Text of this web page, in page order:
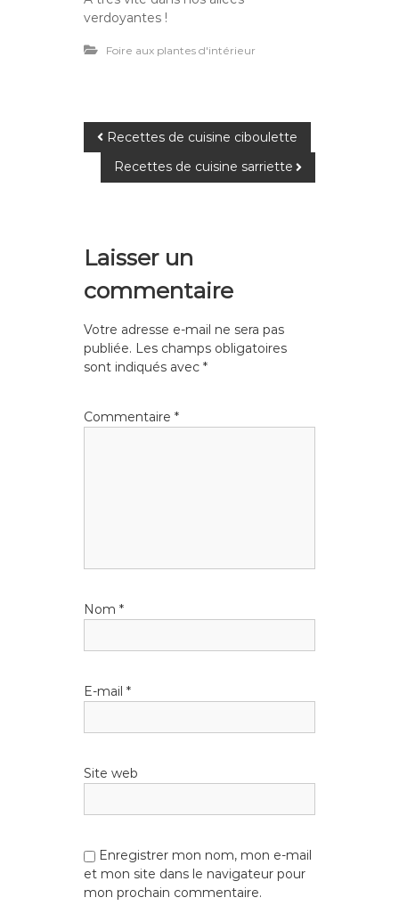
verdoyantes !
Foire aux plantes d'intérieur
N
i
g
a
t
i
l
’
a
r
t
i
c
l
Recettes de cuisine ciboulette
Recettes de cuisine sarriette
Laisser un
commentaire
Votre adresse e-mail ne sera pas
publiée. Les champs obligatoires
sont indiqués avec*
Commentaire*
Nom*
E-mail*
Site web
Enregistrer mon nom, mon e-mail
et mon site dans le navigateur pour
mon prochain commentaire.